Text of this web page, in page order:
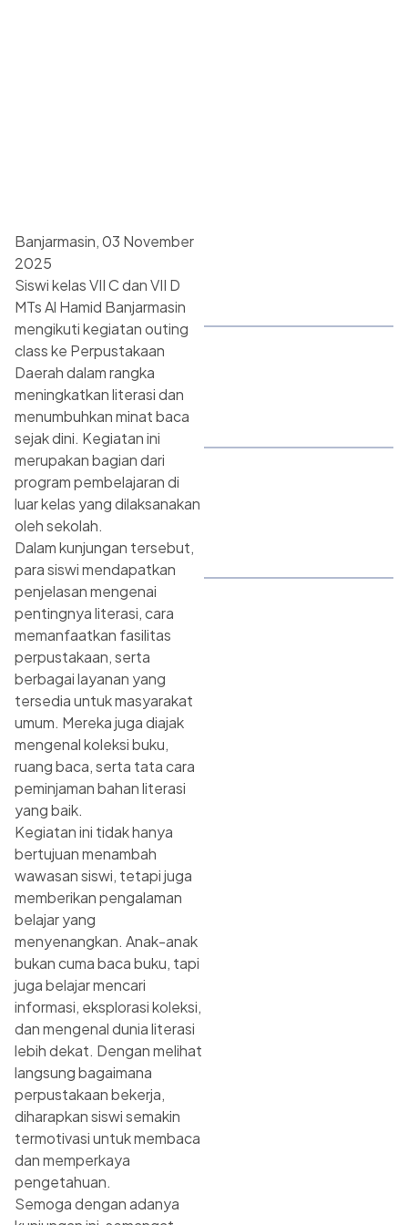
Banjarmasin, 03 November
2025
Siswi kelas VII C dan VII D
MTs Al Hamid Banjarmasin
mengikuti kegiatan outing
class ke Perpustakaan
Daerah dalam rangka
meningkatkan literasi dan
menumbuhkan minat baca
sejak dini. Kegiatan ini
merupakan bagian dari
program pembelajaran di
luar kelas yang dilaksanakan
oleh sekolah.
Dalam kunjungan tersebut,
para siswi mendapatkan
penjelasan mengenai
pentingnya literasi, cara
memanfaatkan fasilitas
perpustakaan, serta
berbagai layanan yang
tersedia untuk masyarakat
umum. Mereka juga diajak
mengenal koleksi buku,
ruang baca, serta tata cara
peminjaman bahan literasi
yang baik.
Kegiatan ini tidak hanya
bertujuan menambah
wawasan siswi, tetapi juga
memberikan pengalaman
belajar yang
menyenangkan. Anak-anak
bukan cuma baca buku, tapi
juga belajar mencari
informasi, eksplorasi koleksi,
dan mengenal dunia literasi
lebih dekat. Dengan melihat
langsung bagaimana
perpustakaan bekerja,
diharapkan siswi semakin
termotivasi untuk membaca
dan memperkaya
pengetahuan.
Semoga dengan adanya